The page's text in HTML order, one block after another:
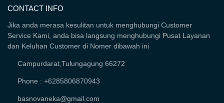
CONTACT INFO
Jika anda merasa kesulitan untuk menghubungi Customer
Service Kami, anda bisa langsung menghubungi Pusat Layanan
dan Keluhan Customer di Nomer dibawah ini
Campurdarat,Tulungagung 66272
Phone : +6285806870943
basnovaneka@gmail.com